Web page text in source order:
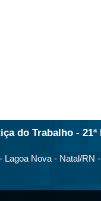
do Trabalho - 21ª
Lagoa Nova - Natal/RN